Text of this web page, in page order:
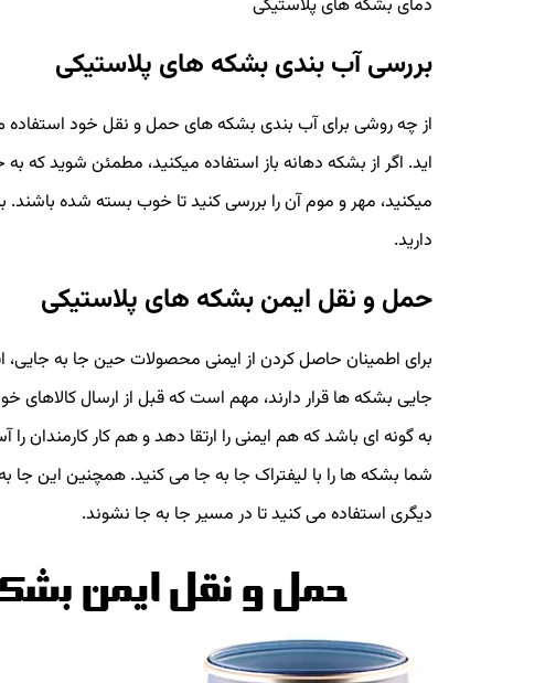
دمای بشکه های پلاستیکی
بررسی آب بندی بشکه های پلاستیکی
از چه روشی برای آب بندی بشکه های حمل و نقل خود استفاده
اید. اگر از بشکه دهانه باز استفاده میکنید، مطمئن شوید که
میکنید، مهر و موم آن را بررسی کنید تا خوب بسته شده
دارید.
حمل و نقل ایمن بشکه های پلاستیکی
برای اطمینان حاصل کردن از ایمنی محصولات حین جا به جایی،
جایی بشکه ها قرار دارند، مهم است که قبل از ارسال کالاهای
به گونه ای باشد که هم ایمنی را ارتقا دهد و هم کار کارمندان را
شما بشکه ها را با لیفتراک جا به جا می کنید. همچنین این
دیگری استفاده می کنید تا در مسیر جا به جا نشوند.